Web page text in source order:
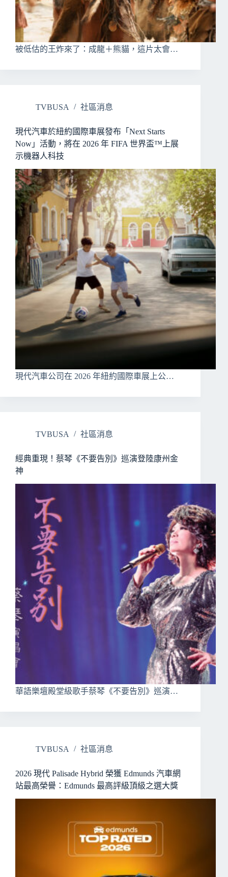
被低估的王炸來了：成龍＋熊貓，這片太會…
TVBUSA 社區消息
現代汽車於紐約國際車展發布「Next Starts
Now」活動，將在 2026 年 FIFA 世界盃™上展
示機器人科技
現代汽車公司在 2026 年紐約國際車展上公…
TVBUSA 社區消息
經典重現！蔡琴《不要告別》巡演登陸康州金
神
華語樂壇殿堂級歌手蔡琴《不要告別》巡演…
TVBUSA 社區消息
2026 現代 Palisade Hybrid 榮獲 Edmunds 汽車網
站最高榮譽：Edmunds 最高評級頂級之選大獎